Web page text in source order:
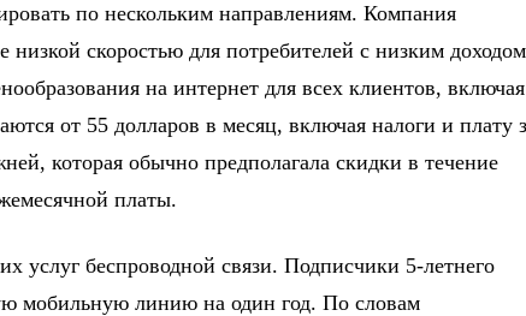
по нескольким направлениям. Компания
скоростью для потребителей с низким
на интернет для всех клиентов, включая
от 55 долларов в месяц, включая налоги и плату
которая обычно предполагала скидки в течение
платы.
услуг беспроводной связи. Подписчики 5-летнего
мобильную линию на один год. По словам